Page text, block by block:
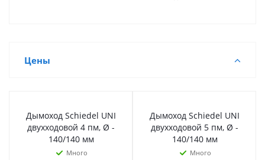
Цены
Дымоход Schiedel UNI
двухходовой 4 пм, Ø -
140/140 мм
Много
Дымоход Schiedel UNI
двухходовой 5 пм, Ø -
140/140 мм
Много